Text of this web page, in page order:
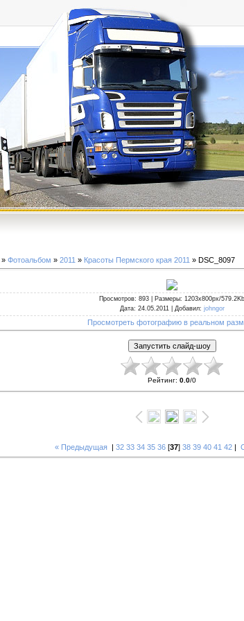
» Фотоальбом » 2011 » Красоты Пермского края 2011 » DSC_8097
Просмотров: 893 | Размеры: 1203x800px/579.2Kb
Дата: 24.05.2011 | Добавил: johngor
Просмотреть фотографию в реальном
Рейтинг: 0.0/0
« Предыдущая | 32 33 34 35 36 [37] 38 39 40 41 42 |